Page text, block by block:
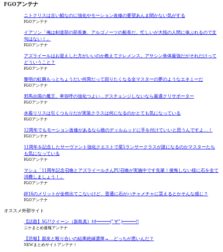
FGOアンテナ
ニトクリスは古い鯖なのに強化やモーション改修の要望あんま聞かない気がする
FGOアンテナ
イアソン「俺は剣道部の部長兼、アルゴノーツの船長だ。忙しいが大抵の人間に偉ぶれるので文
句はない！」
FGOアンテナ
アズライールはお迎えした方がいいのか教えてクレメンス。アサシン単体最強だがそれだけって
どういうこと？
FGOアンテナ
黎明の虹腕もっとちょうだい何周だって回りたくなる全マスターの夢のようなエネミーだ
FGOアンテナ
邪馬台国の魔王。卑弥呼の強化つよい…デスチェンジしないなら最適クリサポーター
FGOアンテナ
水着リリスは引くつもりだが実装クラスは何になるのかとても気になっている
FGOアンテナ
12周年でもモーション改修があるなら槍のディルムッドに手を付けていいと思うんですよ…！
FGOアンテナ
11周年を記念したサーヴァント強化クエストで星5ランサークラスが誰になるのかマスターたち
も気になっている
FGOアンテナ
マシュ「11周年記念召喚とアズライールさんPU召喚が実施中です先輩！後悔しない様に石を全て
消費しましょう！」
FGOアンテナ
絆16のメリットが全然出てこないけど、普通に石がハチャメチャに貰えるとかそんな感じ？
FGOアンテナ
オススメ外部サイト
【話題】SG!?クイーン（新島真）ｷﾀ━━━(ﾟ∀ﾟ)━━━!!
ニケまとめ速報アンテナ
【悲報】親友と殴り合いの結果絶縁濃厚→…どっちが悪いんだ？
NEWまとめサイトアンテナ！